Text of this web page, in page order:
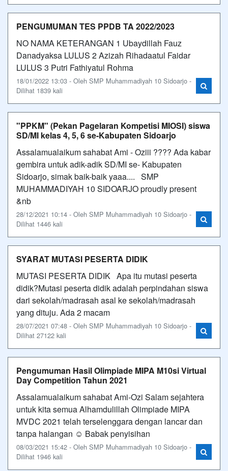
PENGUMUMAN TES PPDB TA 2022/2023
NO NAMA KETERANGAN 1 Ubaydillah Fauz
Danadyaksa LULUS 2 Azizah Rihadaatul Faidar
LULUS 3 Putri Fathiyatul Rohma
18/01/2022 13:03 - Oleh SMP Muhammadiyah 10 Sidoarjo -
Dilihat 1839 kali
"PPKM" (Pekan Pagelaran Kompetisi MIOSI) siswa
SD/MI kelas 4, 5, 6 se-Kabupaten Sidoarjo
Assalamualaikum sahabat Ami - Oziii ???? Ada kabar
gembira untuk adik-adik SD/MI se- Kabupaten
Sidoarjo, simak baik-baik yaaa.... SMP
MUHAMMADIYAH 10 SIDOARJO proudly present
&nb
28/12/2021 10:14 - Oleh SMP Muhammadiyah 10 Sidoarjo -
Dilihat 1446 kali
SYARAT MUTASI PESERTA DIDIK
MUTASI PESERTA DIDIK Apa itu mutasi peserta
didik?Mutasi peserta didik adalah perpindahan siswa
dari sekolah/madrasah asal ke sekolah/madrasah
yang dituju. Ada 2 macam
28/07/2021 07:48 - Oleh SMP Muhammadiyah 10 Sidoarjo -
Dilihat 27122 kali
Pengumuman Hasil Olimpiade MIPA M10si Virtual
Day Competition Tahun 2021
Assalamualaikum sahabat Ami-Ozi Salam sejahtera
untuk kita semua Alhamdulillah Olimpiade MIPA
MVDC 2021 telah terselenggara dengan lancar dan
tanpa halangan ☺️ Babak penyisihan
08/03/2021 15:42 - Oleh SMP Muhammadiyah 10 Sidoarjo -
Dilihat 1946 kali